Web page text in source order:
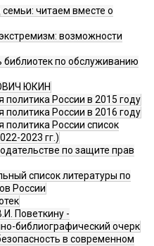
семьи: читаем вместе о
возможности
библиотек по обслуживанию
ЮКИН
политика России в 2015 году
политика России в 2016 году
политика России список
2023 гг.)
по защите прав
список литературы по
России
Поветкину -
библиографический очерк
в современном